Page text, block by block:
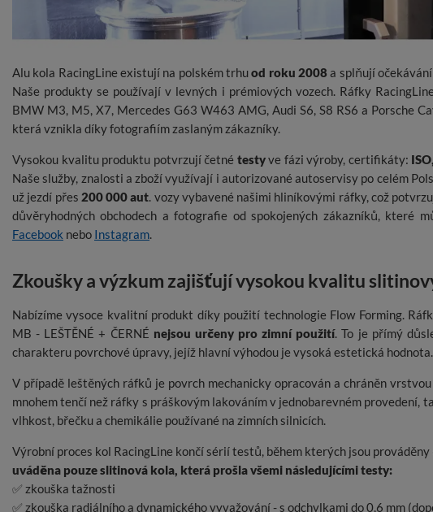
Alu kola RacingLine existují na polském trhuod roku 2008 a splňují
Naše produkty se používají v levných i prémiových vozech. Ráfky
BMW M3, M5, X7, Mercedes G63 W463 AMG, Audi S6, S8 RS6 a Porsche
která vznikla díky fotografiím zaslaným zákazníky.
Vysokou kvalitu produktu potvrzují četné testyve fázi výroby, certifikáty:
Naše služby, znalosti a zboží využívají i autorizované autoservisy po celém
už jezdí přes 200 000 aut. vozy vybavené našimi hliníkovými ráfky, což
důvěryhodných obchodech a fotografie od spokojených zákazníků, které
Facebook nebo Instagram.
Zkoušky a výzkum zajišťují vysokou kvalitu
Nabízíme vysoce kvalitní produkt díky použití technologie Flow Forming.
MB - LEŠTĚNÉ + ČERNÉ nejsou určeny pro zimní použití. To je přímý
charakteru povrchové úpravy, jejíž hlavní výhodou je vysoká estetická hodnota.
V případě leštěných ráfků je povrch mechanicky opracován a chráněn
mnohem tenčí než ráfky s práškovým lakováním v jednobarevném provedení,
vlhkost, břečku a chemikálie používané na zimních silnicích.
Výrobní proces kol RacingLine končí sérií testů, během kterých jsou prováděny
uváděna pouze slitinová kola, která prošla všemi následujícími testy:
✅ zkouška tažnosti
✅ zkouška radiálního a dynamického vyvažování - s odchylkami do 0,6 mm